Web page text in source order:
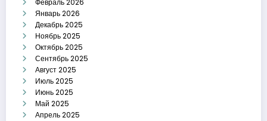
Февраль 2026
Январь 2026
Декабрь 2025
Ноябрь 2025
Октябрь 2025
Сентябрь 2025
Август 2025
Июль 2025
Июнь 2025
Май 2025
Апрель 2025